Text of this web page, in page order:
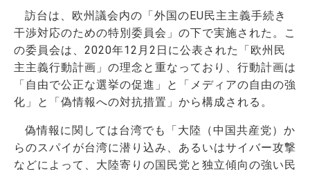
訪台は、欧州議会内の「外国のEU民主主義手続き
干渉対応のための特別委員会」の下で実施された。こ
の委員会は、2020年12月2日に公表された「欧州民
主主義行動計画」の理念と重なっており、行動計画は
「自由で公正な選挙の促進」と「メディアの自由の強
化」と「偽情報への対抗措置」から構成される。
偽情報に関しては台湾でも「大陸（中国共産党）か
らのスパイが台湾に潜り込み、あるいはサイバー攻撃
などによって、大陸寄りの国民党と独立傾向の強い民